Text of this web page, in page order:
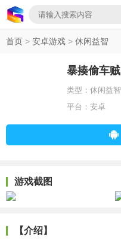
首页 > 安卓游戏 > 休闲益智
暴揍偷车贼
类型： 休闲益智
平台： 安卓
游戏截图
【介绍】